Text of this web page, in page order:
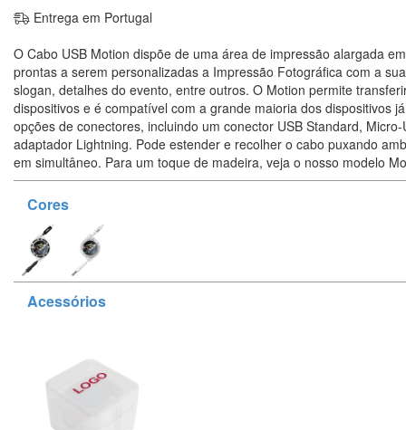
Entrega em Portugal
O Cabo USB Motion dispõe de uma área de impressão alargada
prontas a serem personalizadas a Impressão Fotográfica com a
slogan, detalhes do evento, entre outros. O Motion permite
dispositivos e é compatível com a grande maioria dos dispositivos
opções de conectores, incluindo um conector USB Standard,
adaptador Lightning. Pode estender e recolher o cabo puxando
em simultâneo. Para um toque de madeira, veja o nosso modelo
Cores
Acessórios